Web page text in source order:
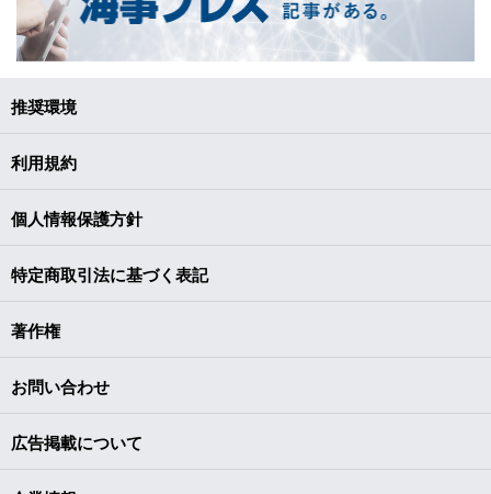
推奨環境
利用規約
個人情報保護方針
特定商取引法に基づく表記
著作権
お問い合わせ
広告掲載について